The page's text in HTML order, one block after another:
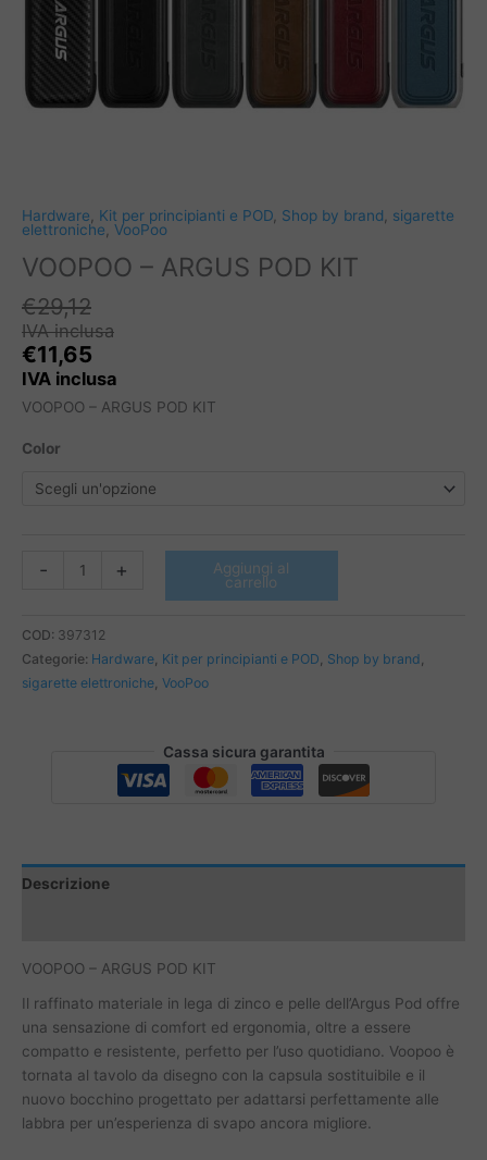
Hardware Kit per principianti e POD Shop by brand
sigarette
elettroniche VooPoo
VOOPOO – ARGUS POD KIT
€29,12
IVA inclusa
€11,65
IVA inclusa
VOOPOO – ARGUS POD KIT
Color
-
VOOPOO
POD
KIT
quantità
+
Aggiungi al
carrello
COD: 397312
Categorie: Hardware Kit per principianti e POD Shop by brand
sigarette elettroniche VooPoo
Cassa sicura garantita
Descrizione
VOOPOO – ARGUS POD KIT
Il raffinato materiale in lega di zinco e pelle dell’Argus Pod offre
una sensazione di comfort ed ergonomia, oltre a essere
compatto e resistente, perfetto per l’uso quotidiano. Voopoo è
tornata al tavolo da disegno con la capsula sostituibile e il
nuovo bocchino progettato per adattarsi perfettamente alle
labbra per un’esperienza di svapo ancora migliore.